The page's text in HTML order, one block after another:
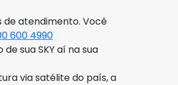
de atendimento. Você
600 4990
sua SKY aí na sua
via satélite do país, a